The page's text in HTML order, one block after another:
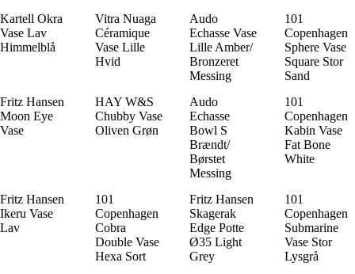
Kartell Okra
Vase Lav
Himmelblå
Vitra Nuaga
Céramique
Vase Lille
Hvid
Audo
Echasse Vase
Lille Amber/
Bronzeret
Messing
101
Copenhagen
Sphere Vase
Square Stor
Sand
Fritz Hansen
Moon Eye
Vase
HAY W&S
Chubby Vase
Oliven Grøn
Audo
Echasse
Bowl S
Brændt/
Børstet
Messing
101
Copenhagen
Kabin Vase
Fat Bone
White
Fritz Hansen
Ikeru Vase
Lav
101
Copenhagen
Cobra
Double Vase
Hexa Sort
Fritz Hansen
Skagerak
Edge Potte
Ø35 Light
Grey
101
Copenhagen
Submarine
Vase Stor
Lysgrå